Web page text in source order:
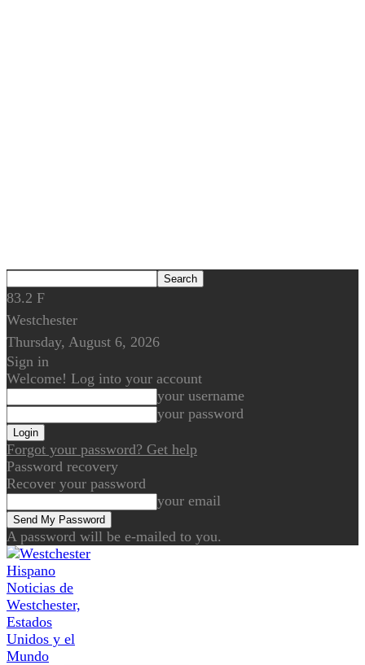
83.2 F
Westchester
Thursday, August 6, 2026
Sign in
Welcome! Log into your account
your username
your password
Forgot your password? Get help
Password recovery
Recover your password
your email
A password will be e-mailed to you.
Noticias de
Westchester,
Estados
Unidos y el
Mundo